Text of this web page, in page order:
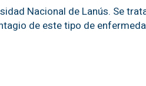
Nacional de Lanús. Se
de este tipo de